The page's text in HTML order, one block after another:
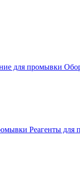
Реагенты для